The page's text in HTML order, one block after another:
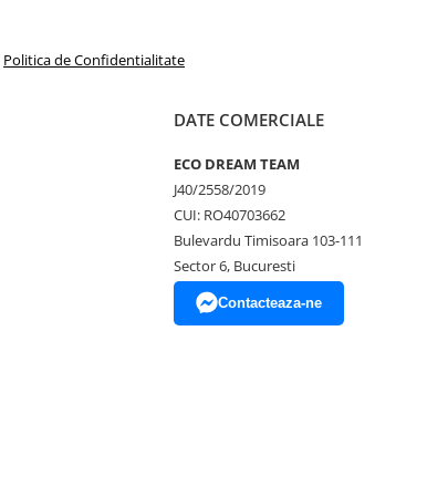
Politica de Confidentialitate
DATE COMERCIALE
ECO DREAM TEAM
J40/2558/2019
CUI: RO40703662
Bulevardu Timisoara 103-111
Sector 6, Bucuresti
Contacteaza-ne